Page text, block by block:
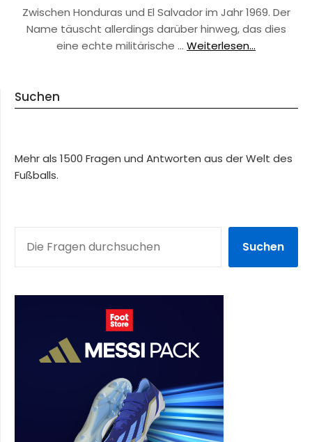
Zwischen Honduras und El Salvador im Jahr 1969. Der
Name täuscht allerdings darüber hinweg, das dies
eine echte militärische … Weiterlesen...
Suchen
Mehr als 1500 Fragen und Antworten aus der Welt des
Fußballs.
Suchen